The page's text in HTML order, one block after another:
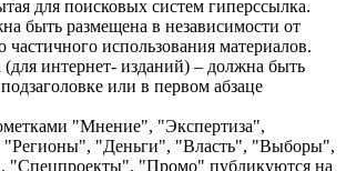
для поисковых систем гиперссылка.
быть размещена в независимости от
частичного использования материалов.
(для интернет- изданий) – должна быть
или в первом абзаце
"Мнение", "Экспертиза",
"Регионы", "Деньги", "Власть", "Выборы",
"Спецпроекты", "Промо" публикуются на